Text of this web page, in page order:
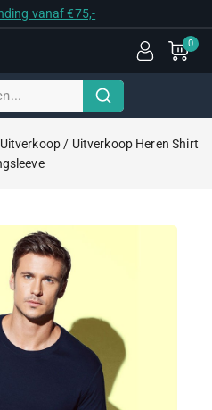
vanaf €75,-
0
Uitverkoop / Uitverkoop Heren Shirt